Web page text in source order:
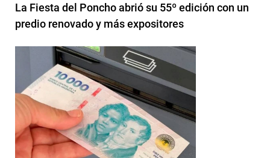
La Fiesta del Poncho abrió su 55º edición con un
predio renovado y más expositores